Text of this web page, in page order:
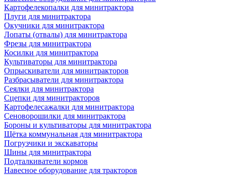
Картофелекопалки для минитрактора
Плуги для минитрактора
Окучники для минитрактора
Лопаты (отвалы) для минитрактора
Фрезы для минитрактора
Косилки для минитрактора
Культиваторы для минитрактора
Опрыскиватели для минитракторов
Разбрасыватели для минитрактора
Сеялки для минитрактора
Сцепки для минитракторов
Картофелесажалки для минитрактора
Сеноворошилки для минитрактора
Бороны и культиваторы для минитрактора
Щётка коммунальная для минитрактора
Погрузчики и экскаваторы
Шины для минитрактора
Подталкиватели кормов
Навесное оборудование для тракторов